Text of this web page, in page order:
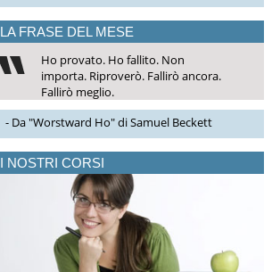
LA FRASE DEL MESE
Ho provato. Ho fallito. Non
importa. Riproverò. Fallirò ancora.
Fallirò meglio.
- Da "Worstward Ho" di Samuel Beckett
I NOSTRI CORSI